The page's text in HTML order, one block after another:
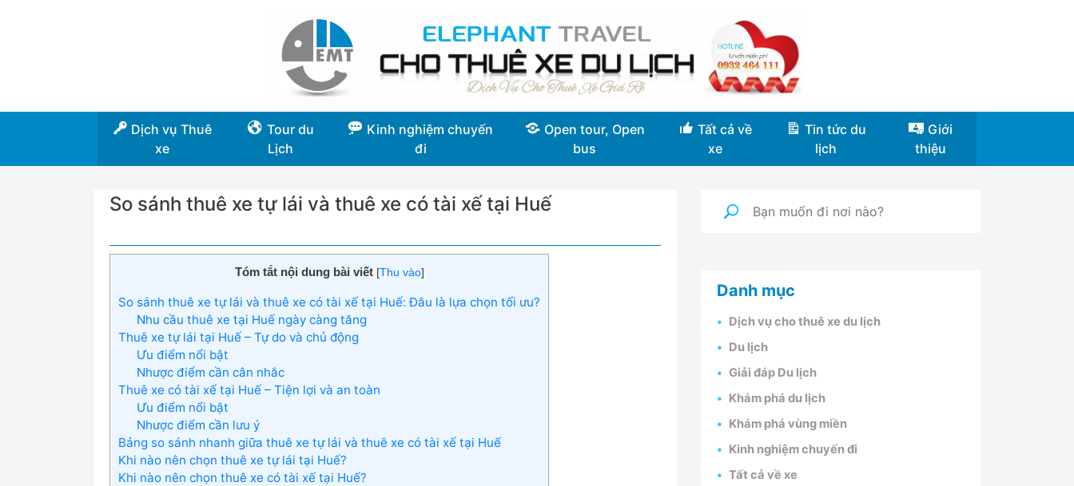
Dịch vụ Thuê
xe
Tour du
Lịch
Kinh nghiệm chuyến
đi
Open tour, Open
bus
Tất cả về
xe
Tin tức du
lịch
Giới
thiệu
So sánh thuê xe tự lái và thuê xe có tài xế tại Huế
Tóm tắt nội dung bài viết [Thu vào]
So sánh thuê xe tự lái và thuê xe có tài xế tại Huế: Đâu là lựa chọn tối ưu?
Nhu cầu thuê xe tại Huế ngày càng tăng
Thuê xe tự lái tại Huế – Tự do và chủ động
Ưu điểm nổi bật
Nhược điểm cần cân nhắc
Thuê xe có tài xế tại Huế – Tiện lợi và an toàn
Ưu điểm nổi bật
Nhược điểm cần lưu ý
Bảng so sánh nhanh giữa thuê xe tự lái và thuê xe có tài xế tại Huế
Khi nào nên chọn thuê xe tự lái tại Huế?
Khi nào nên chọn thuê xe có tài xế tại Huế?
Danh mục
Dịch vụ cho thuê xe du lịch
Du lịch
Giải đáp Du lịch
Khám phá du lịch
Khám phá vùng miền
Kinh nghiệm chuyến đi
Tất cả về xe